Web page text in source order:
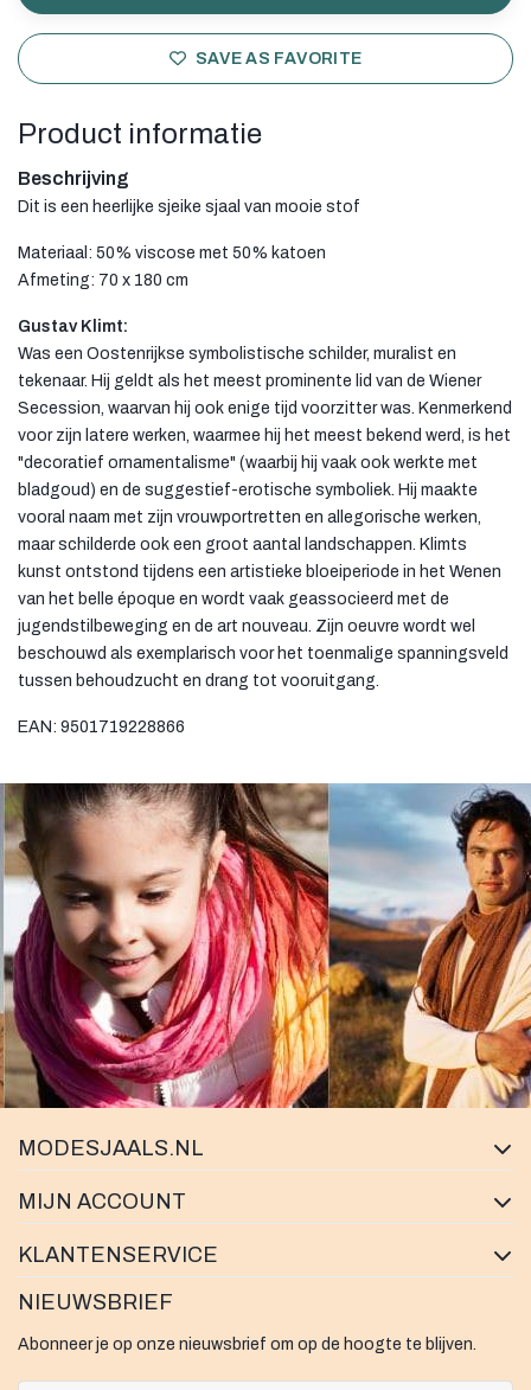
SAVE AS FAVORITE
Product informatie
Beschrijving
Dit is een heerlijke sjeike sjaal van mooie stof
Materiaal: 50% viscose met 50% katoen
Afmeting: 70 x 180 cm
Gustav Klimt:
Was een Oostenrijkse symbolistische schilder, muralist en
tekenaar. Hij geldt als het meest prominente lid van de Wiener
Secession, waarvan hij ook enige tijd voorzitter was. Kenmerkend
voor zijn latere werken, waarmee hij het meest bekend werd, is het
"decoratief ornamentalisme" (waarbij hij vaak ook werkte met
bladgoud) en de suggestief-erotische symboliek. Hij maakte
vooral naam met zijn vrouwportretten en allegorische werken,
maar schilderde ook een groot aantal landschappen. Klimts
kunst ontstond tijdens een artistieke bloeiperiode in het Wenen
van het belle époque en wordt vaak geassocieerd met de
jugendstilbeweging en de art nouveau. Zijn oeuvre wordt wel
beschouwd als exemplarisch voor het toenmalige spanningsveld
tussen behoudzucht en drang tot vooruitgang.
EAN: 9501719228866
MODESJAALS.NL
MIJN ACCOUNT
KLANTENSERVICE
NIEUWSBRIEF
Abonneer je op onze nieuwsbrief om op de hoogte te blijven.